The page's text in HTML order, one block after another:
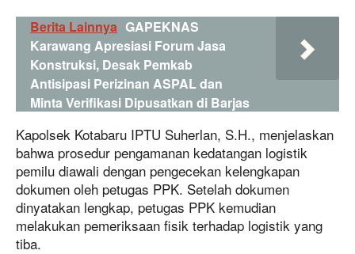
Berita Lainnya GAPEKNAS
Karawang Apresiasi Forum Jasa
Konstruksi, Desak Pemkab
Antisipasi Perizinan ASPAL dan
Minta Verifikasi Dipusatkan di Barjas
Kapolsek Kotabaru IPTU Suherlan, S.H., menjelaskan
bahwa prosedur pengamanan kedatangan logistik
pemilu diawali dengan pengecekan kelengkapan
dokumen oleh petugas PPK. Setelah dokumen
dinyatakan lengkap, petugas PPK kemudian
melakukan pemeriksaan fisik terhadap logistik yang
tiba.